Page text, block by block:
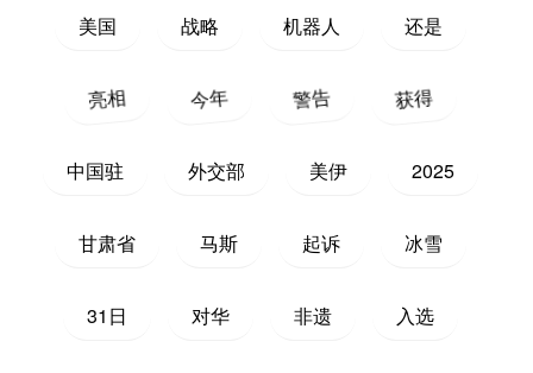
美国 战略 机器人 还是
亮相 今年 警告 获得
中国驻 外交部 美伊 2025
甘肃省 马斯 起诉 冰雪
31日 对华 非遗 入选